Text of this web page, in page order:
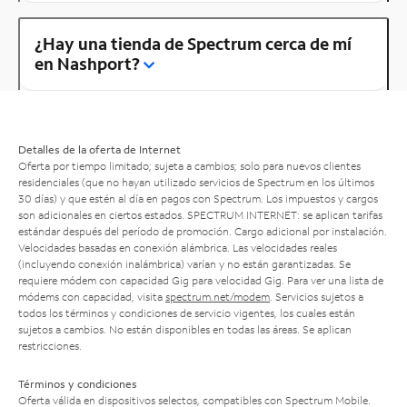
¿Hay una tienda de Spectrum cerca de mí
en Nashport?
Detalles de la oferta de Internet
Oferta por tiempo limitado; sujeta a cambios; solo para nuevos clientes
residenciales (que no hayan utilizado servicios de Spectrum en los últimos
30 días) y que estén al día en pagos con Spectrum. Los impuestos y cargos
son adicionales en ciertos estados. SPECTRUM INTERNET: se aplican tarifas
estándar después del período de promoción. Cargo adicional por instalación.
Velocidades basadas en conexión alámbrica. Las velocidades reales
(incluyendo conexión inalámbrica) varían y no están garantizadas. Se
requiere módem con capacidad Gig para velocidad Gig. Para ver una lista de
módems con capacidad, visita spectrum.net/modem . Servicios sujetos a
todos los términos y condiciones de servicio vigentes, los cuales están
sujetos a cambios. No están disponibles en todas las áreas. Se aplican
restricciones.
Términos y condiciones
Oferta válida en dispositivos selectos, compatibles con Spectrum Mobile.